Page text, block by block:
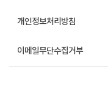
개인정보처리방침
이메일무단수집거부